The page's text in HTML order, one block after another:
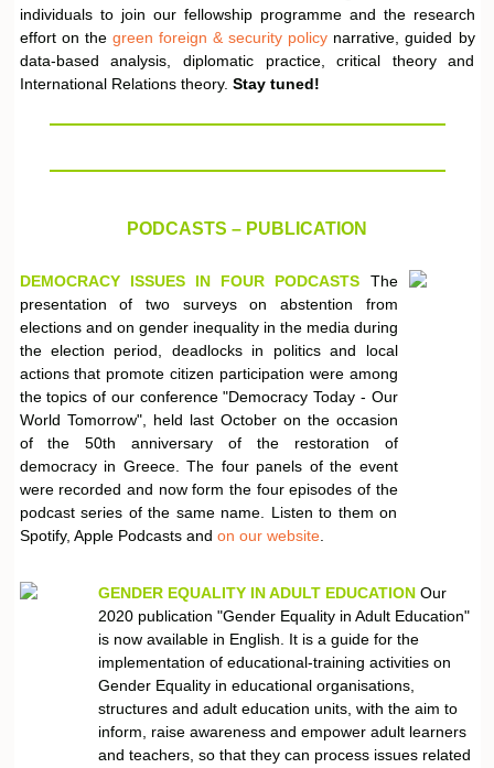
individuals to join our fellowship programme and the research
effort on the green foreign & security policy narrative, guided by
data-based analysis, diplomatic practice, critical theory and
International Relations theory. Stay tuned!
PODCASTS – PUBLICATION
DEMOCRACY ISSUES IN FOUR PODCASTS The
presentation of two surveys on abstention from
elections and on gender inequality in the media during
the election period, deadlocks in politics and local
actions that promote citizen participation were among
the topics of our conference "Democracy Today - Our
World Tomorrow", held last October on the occasion
of the 50th anniversary of the restoration of
democracy in Greece. The four panels of the event
were recorded and now form the four episodes of the
podcast series of the same name. Listen to them on
Spotify, Apple Podcasts and on our website.
GENDER EQUALITY IN ADULT EDUCATION Our
2020 publication "Gender Equality in Adult Education"
is now available in English. It is a guide for the
implementation of educational-training activities on
Gender Equality in educational organisations,
structures and adult education units, with the aim to
inform, raise awareness and empower adult learners
and teachers, so that they can process issues related